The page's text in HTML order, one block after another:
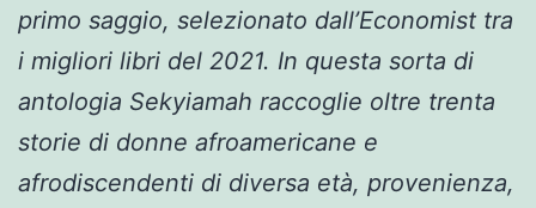
primo saggio, selezionato dall’Economist tra
i migliori libri del 2021. In questa sorta di
antologia Sekyiamah raccoglie oltre trenta
storie di donne afroamericane e
afrodiscendenti di diversa età, provenienza,